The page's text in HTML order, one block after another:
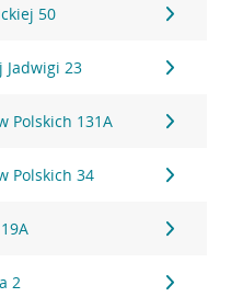
50
Jadwigi 23
Polskich 131A
Polskich 34
2